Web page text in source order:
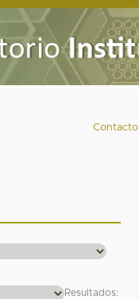
Contacto
Resultados: